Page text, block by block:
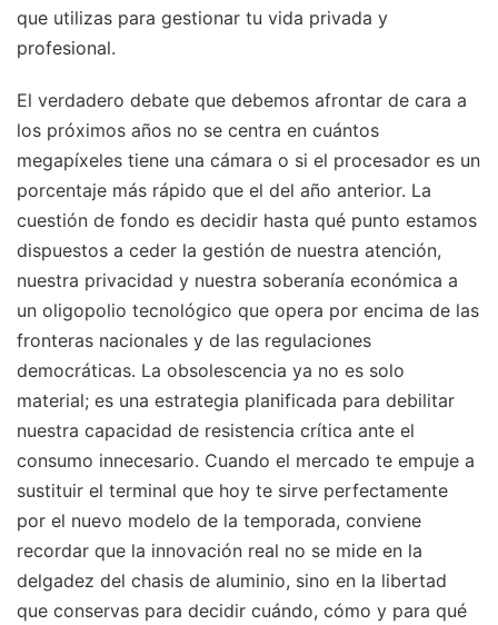
que utilizas para gestionar tu vida privada y
profesional.
El verdadero debate que debemos afrontar de cara a
los próximos años no se centra en cuántos
megapíxeles tiene una cámara o si el procesador es un
porcentaje más rápido que el del año anterior. La
cuestión de fondo es decidir hasta qué punto estamos
dispuestos a ceder la gestión de nuestra atención,
nuestra privacidad y nuestra soberanía económica a
un oligopolio tecnológico que opera por encima de las
fronteras nacionales y de las regulaciones
democráticas. La obsolescencia ya no es solo
material; es una estrategia planificada para debilitar
nuestra capacidad de resistencia crítica ante el
consumo innecesario. Cuando el mercado te empuje a
sustituir el terminal que hoy te sirve perfectamente
por el nuevo modelo de la temporada, conviene
recordar que la innovación real no se mide en la
delgadez del chasis de aluminio, sino en la libertad
que conservas para decidir cuándo, cómo y para qué